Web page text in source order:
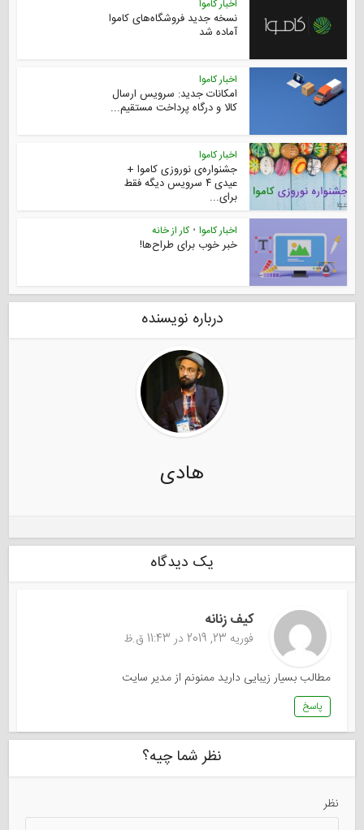
اخبار کاموا
نسخه جدید فروشگاه‌های کاموا
آماده شد
اخبار کاموا
امکانات جدید: سرویس ارسال
کالا و درگاه پرداخت مستقیم...
اخبار کاموا
جشنواره‌‌ی نوروزی کاموا +
عیدی ۴ سرویس دیگه فقط
برای...
اخبار کاموا • کار از خانه
خبر خوب برای طراح‌ها!
درباره نویسنده
هادی
یک دیدگاه
کیف زنانه
فوریه 23, 2019 در 11:43 ق.ظ
مطالب بسیار زیبایی دارید ممنونم از مدیر سایت
پاسخ
نظر شما چیه؟
نظر